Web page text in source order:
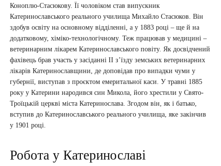
Коноплю-Стасюкову. Її чоловіком став випускник
Катеринославського реального училища Михайло Стасюков. Він
здобув освіту на основному відділенні, а у 1883 році – ще й на
додатковому, хiмiко-технологiчному. Теж працював у медицині –
ветеринарним лікарем Катеринославського повіту. Як досвідчений
фахівець брав участь у засіданні ІІ з’їзду земських ветеринарних
лікарів Катеринославщини, де доповідав про випадки чуми у
губернії, виступав з проєктом емеритальної каси. У травні 1885
року у Катерини народився син Микола, його хрестили у Свято-
Троїцькій церкві міста Катеринослава. Згодом він, як і батько,
вступив до Катеринославського реального училища, яке закінчив
у 1901 році.
Робота у Катеринославі